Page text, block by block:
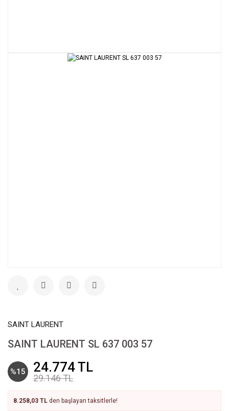
SAINT LAURENT
SAINT LAURENT SL 637 003 57
%15 24.774 TL
29.146 TL
8.258,03 TL den başlayan taksitlerle!